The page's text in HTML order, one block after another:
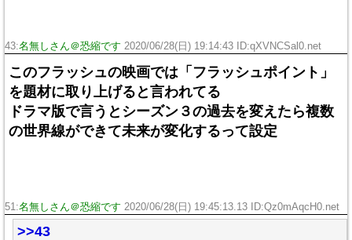
43:名無しさん＠恐縮です 2020/06/28(日) 19:14:43 ID:qXVNCSal0.net
このフラッシュの映画では「フラッシュポイント」
を題材に取り上げると言われてる
ドラマ版で言うとシーズン３の過去を変えたら複数
の世界線ができて未来が変化するって設定
51:名無しさん＠恐縮です 2020/06/28(日) 19:45:13.13 ID:Qz0mAqcH0.net
>>43